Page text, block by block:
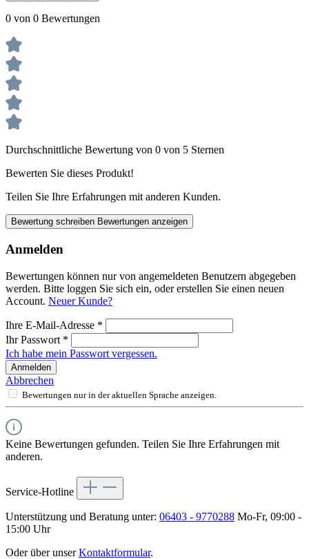
0 von 0 Bewertungen
Durchschnittliche Bewertung von 0 von 5 Sternen
Bewerten Sie dieses Produkt!
Teilen Sie Ihre Erfahrungen mit anderen Kunden.
Bewertung schreiben Bewertungen anzeigen
Anmelden
Bewertungen können nur von angemeldeten Benutzern abgegeben
werden. Bitte loggen Sie sich ein, oder erstellen Sie einen neuen
Account. Neuer Kunde?
Ihre E-Mail-Adresse *
Ihr Passwort *
Ich habe mein Passwort vergessen.
Anmelden
Abbrechen
Bewertungen nur in der aktuellen Sprache anzeigen.
Keine Bewertungen gefunden. Teilen Sie Ihre Erfahrungen mit
anderen.
Service-Hotline
Unterstützung und Beratung unter: 06403 - 9770288 Mo-Fr, 09:00 -
15:00 Uhr
Oder über unserKontaktformular.